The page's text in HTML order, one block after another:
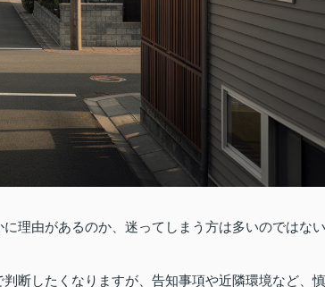
理由があるのか、迷ってしまう方は多いのではない
断したくなりますが、告知事項や近隣環境など、慎